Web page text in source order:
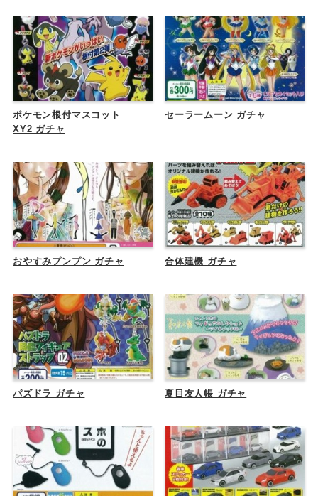
ポケモン根付マスコット
XY2 ガチャ
セーラームーン ガチャ
おやすみプンプン ガチャ 合体建機 ガチャ
パズドラ ガチャ 夏目友人帳 ガチャ